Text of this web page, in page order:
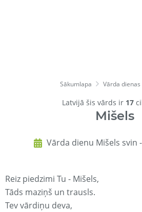
Sākumlapa Vārda dienas
Latvijā šis vārds ir 17
Mišels
Vārda dienu Mišels svin -
Reiz piedzimi Tu - Mišels,
Tāds maziņš un trausls.
Tev vārdiņu deva,